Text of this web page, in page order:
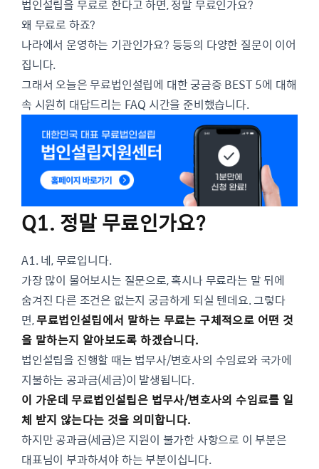
법인설립을 무료로 한다고 하면, 정말 무료인가요?
왜 무료로 하죠?
나라에서 운영하는 기관인가요? 등등의 다양한 질문이 이어
집니다.
그래서 오늘은 무료법인설립에 대한 궁금증 BEST 5에 대해
속 시원히 대답드리는 FAQ 시간을 준비했습니다.
Q1. 정말 무료인가요?
A1. 네, 무료입니다.
가장 많이 물어보시는 질문으로, 혹시나 무료라는 말 뒤에
숨겨진 다른 조건은 없는지 궁금하게 되실 텐데요. 그렇다
면,무료법인설립에서 말하는 무료는구체적으로 어떤 것
을 말하는지 알아보도록 하겠습니다.
법인설립을 진행할 때는 법무사/변호사의 수임료와 국가에
지불하는 공과금(세금)이 발생됩니다.
이 가운데 무료법인설립은 법무사/변호사의 수임료를 일
체 받지 않는다는 것을 의미합니다.
하지만 공과금(세금)은 지원이 불가한 사항으로 이 부분은
대표님이 부과하셔야 하는 부분이십니다.